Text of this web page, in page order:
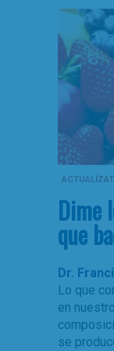
Dime
que
Dr.
Lo que
en
se